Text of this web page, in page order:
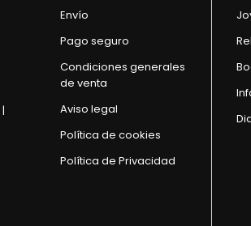
Envío
Pago seguro
Condiciones generales
de venta
Aviso legal
Política de cookies
Política de Privacidad